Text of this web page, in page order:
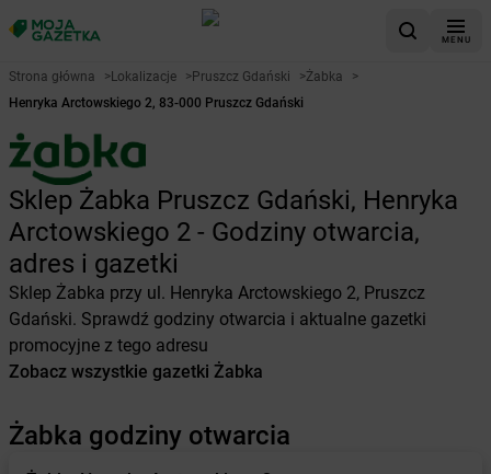
MENU
Strona główna >Lokalizacje >Pruszcz Gdański >Żabka
>
Henryka Arctowskiego 2, 83-000 Pruszcz Gdański
Sklep Żabka Pruszcz Gdański, Henryka
Arctowskiego 2 - Godziny otwarcia,
adres i gazetki
Sklep Żabka przy ul. Henryka Arctowskiego 2, Pruszcz
Gdański. Sprawdź godziny otwarcia i aktualne gazetki
promocyjne z tego adresu
Zobacz wszystkie gazetki Żabka
Żabka godziny otwarcia